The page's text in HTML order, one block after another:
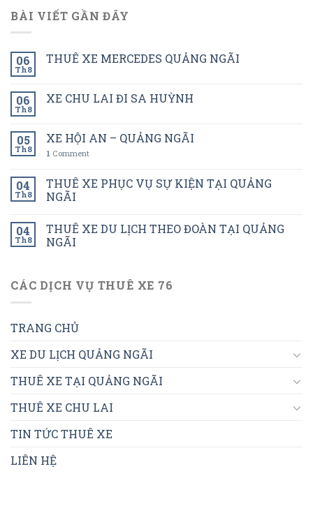
BÀI VIẾT GẦN ĐÂY
06
Th8
THUÊ XE MERCEDES QUẢNG NGÃI
06
Th8
XE CHU LAI ĐI SA HUỲNH
05
Th8
XE HỘI AN – QUẢNG NGÃI
1 Comment
04
Th8
THUÊ XE PHỤC VỤ SỰ KIỆN TẠI QUẢNG
NGÃI
04
Th8
THUÊ XE DU LỊCH THEO ĐOÀN TẠI QUẢNG
NGÃI
CÁC DỊCH VỤ THUÊ XE 76
TRANG CHỦ
XE DU LỊCH QUẢNG NGÃI
THUÊ XE TẠI QUẢNG NGÃI
THUÊ XE CHU LAI
TIN TỨC THUÊ XE
LIÊN HỆ